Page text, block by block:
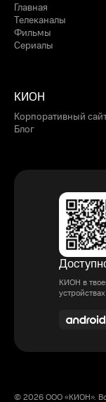
Главная
Телеканалы
Фильмы
Сериалы
КИОН
Корпоративный
Блог
КИОН в
устройствах
© 2026 ООО «КИОН».